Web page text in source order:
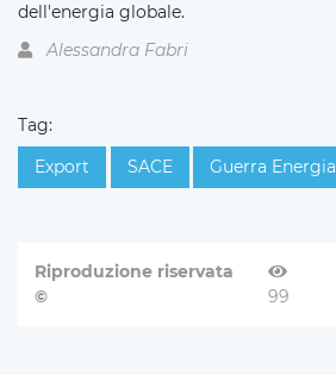
dell'energia globale.
Alessandra Fabri
Tag:
Export
SACE Guerra Energia
Riproduzione riservata
©
99